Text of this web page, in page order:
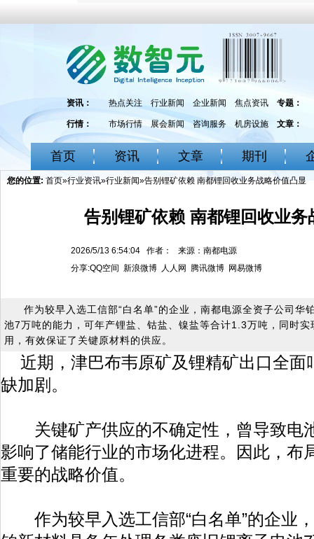
资讯： 热点关注 行业新闻 企业新闻 焦点资讯 专题：
行情： 市场行情 展会新闻 咨询服务 机房设施 文章：
首页 资讯 文章 期刊
您的位置: 首页»行业资讯»行业新闻»告别锂矿依赖 南都锂回收业务战略价值凸显
告别锂矿依赖 南都锂回收业务
2026/5/13 6:54:04 作者： 来源：南都电源
分享:QQ空间 新浪微博 人人网 腾讯微博 网易微博
作为较早入选工信部“白名单”的企业，南都电源全资子公司华
池7万吨的能力，可年产锂盐、钴盐、镍盐等合计1.3万吨，同时
用，有效保证了关键原材料的供应。
近期，津巴布韦原矿及锂精矿出口全面
缺加剧。
关键矿产供应的不确定性，曾导致电
影响了储能行业的市场化进程。因此，布
重要的战略价值。
作为较早入选工信部“白名单”的企业